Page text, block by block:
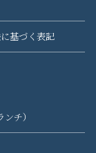
基づく表記
ンチ）